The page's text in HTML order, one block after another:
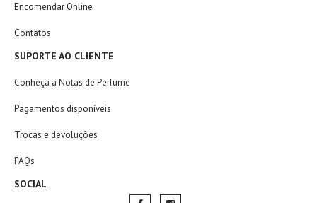
Encomendar Online
Contatos
SUPORTE AO CLIENTE
Conheça a Notas de Perfume
Pagamentos disponíveis
Trocas e devoluções
FAQs
SOCIAL